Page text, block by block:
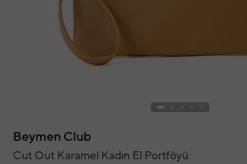
Beymen Club
Cut Out Karamel Kadın El Portföyü